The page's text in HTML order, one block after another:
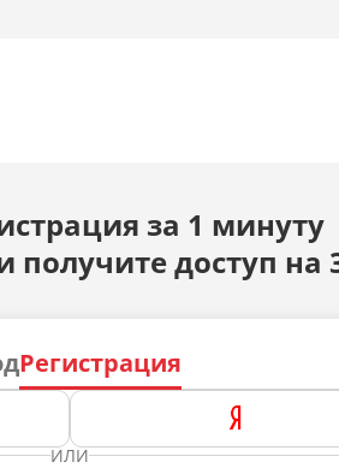
за 1 минуту
получите доступ на
Регистрация
ИЛИ